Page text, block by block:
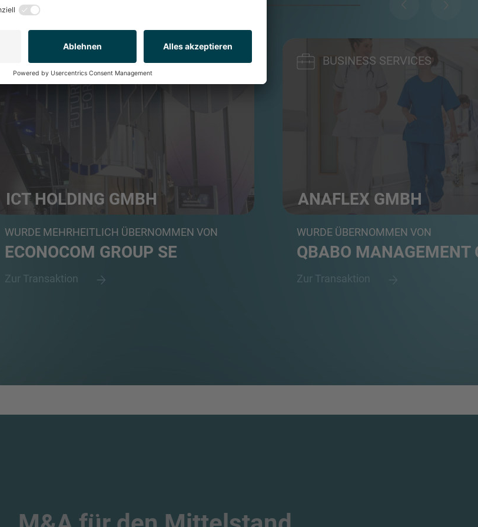
BUSINESS SERVICES
ICT HOLDING GMBH
Führenden Anbieter audiovisueller Lösungen
WURDE MEHRHEITLICH ÜBERNOMMEN VON
ECONOCOM GROUP SE
Zur Transaktion
BUSINESS SERVICES
ANAFLEX GMBH
Zeitarbeitsunternehmen mit Fokus auf
WURDE ÜBERNOMMEN VON
QBABO MANAGEMENT
Zur Transaktion